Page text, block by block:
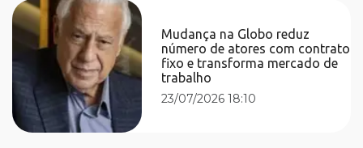
Mudança na Globo reduz
número de atores com contrato
fixo e transforma mercado de
trabalho
23/07/2026 18:10